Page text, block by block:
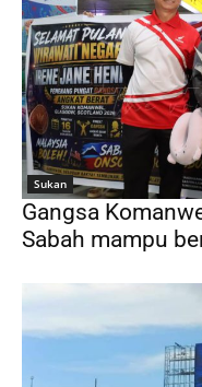
Sukan
Gangsa
Sabah mampu